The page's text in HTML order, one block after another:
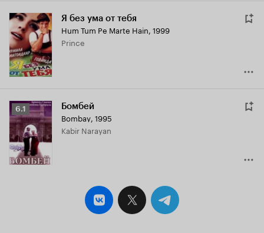
Я без ума от тебя
Hum Tum Pe Marte Hain, 1999
Prince
Рейтинг
Кинопоиска
6.1
6.1 Бомбей
Bombay, 1995
Kabir Narayan